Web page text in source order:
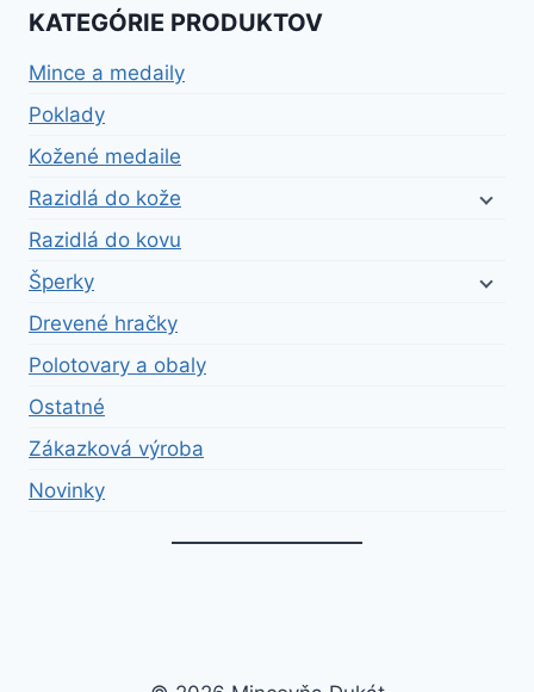
KATEGÓRIE PRODUKTOV
Mince a medaily
Poklady
Kožené medaile
Razidlá do kože
Razidlá do kovu
Šperky
Drevené hračky
Polotovary a obaly
Ostatné
Zákazková výroba
Novinky